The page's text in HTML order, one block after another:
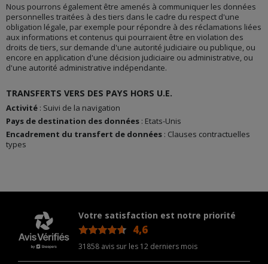
Nous pourrons également être amenés à communiquer les données
personnelles traitées à des tiers dans le cadre du respect d'une
obligation légale, par exemple pour répondre à des réclamations liées
aux informations et contenus qui pourraient être en violation des
droits de tiers, sur demande d'une autorité judiciaire ou publique, ou
encore en application d'une décision judiciaire ou administrative, ou
d'une autorité administrative indépendante.
TRANSFERTS VERS DES PAYS HORS U.E.
Activité : Suivi de la navigation
Pays de destination des données : Etats-Unis
Encadrement du transfert de données : Clauses contractuelles
types
Votre satisfaction est notre priorité
4,6
31858 avis sur les 12 derniers mois